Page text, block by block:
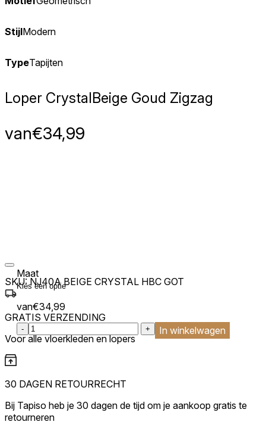
StijlModern
TypeTapijten
Loper CrystalBeige Goud Zigzag
van€34,99
Maat
van€34,99
:product_name quantity
- + In winkelwagen
SKU:NJ40A BEIGE CRYSTAL HBC GOT
GRATIS VERZENDING
Voor alle vloerkleden en lopers
30 DAGEN RETOURRECHT
Bij Tapiso heb je 30 dagen de tijd om je aankoop gratis te
retourneren